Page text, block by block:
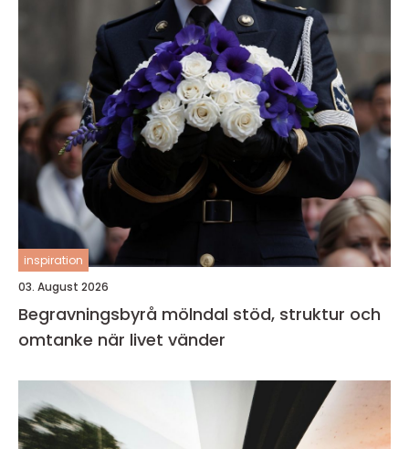
inspiration
03. August 2026
Begravningsbyrå mölndal stöd, struktur och
omtanke när livet vänder